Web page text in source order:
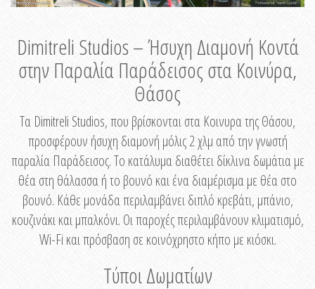
Dimitreli Studios – Ήσυχη Διαμονή Κοντά
στην Παραλία Παράδεισος στα Κοινύρα,
Θάσος
Τα Dimitreli Studios, που βρίσκονται στα Κοινυρα της Θάσου,
προσφέρουν ήσυχη διαμονή μόλις 2 χλμ από την γνωστή
παραλία Παράδεισος. Το κατάλυμα διαθέτει δίκλινα δωμάτια με
θέα στη θάλασσα ή το βουνό και ένα διαμέρισμα με θέα στο
βουνό. Κάθε μονάδα περιλαμβάνει διπλό κρεβάτι, μπάνιο,
κουζινάκι και μπαλκόνι. Οι παροχές περιλαμβάνουν κλιματισμό,
Wi-Fi και πρόσβαση σε κοινόχρηστο κήπο με κιόσκι.
Τύποι Δωματίων